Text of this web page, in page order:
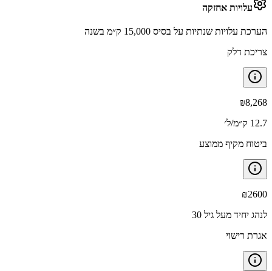
עלויות אחזקה
הערכת עלויות שנתיות על בסיס 15,000 ק״מ בשנה
צריכת דלק
₪8,268
12.7 ק״מ/ל׳
ביטוח מקיף ממוצע
₪2600
לנהג יחיד מעל גיל 30
אגרת רישוי